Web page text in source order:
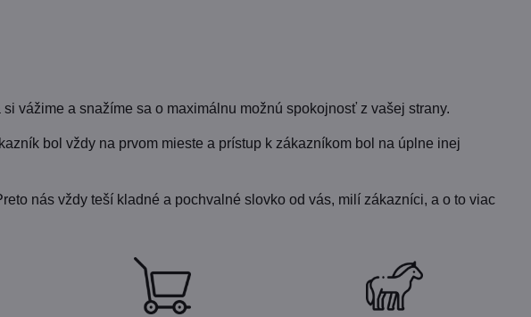
vážime a snažíme sa o maximálnu možnú spokojnosť z vašej strany.
bol vždy na prvom mieste a prístup k zákazníkom bol na úplne inej
nás vždy teší kladné a pochvalné slovko od vás, milí zákazníci, a o to viac